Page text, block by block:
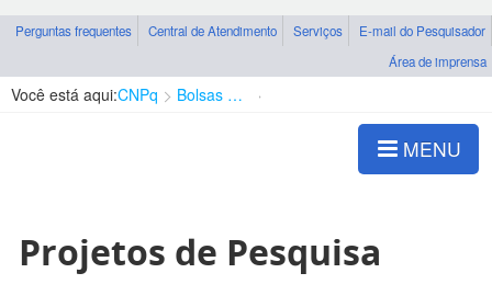
Perguntas frequentes Central de Atendimento Serviços
E-mail do Pesquisador
Área de imprensa
Você está aqui:CNPq Bolsas e Auxílios Vigentes
MENU
Projetos de Pesquisa